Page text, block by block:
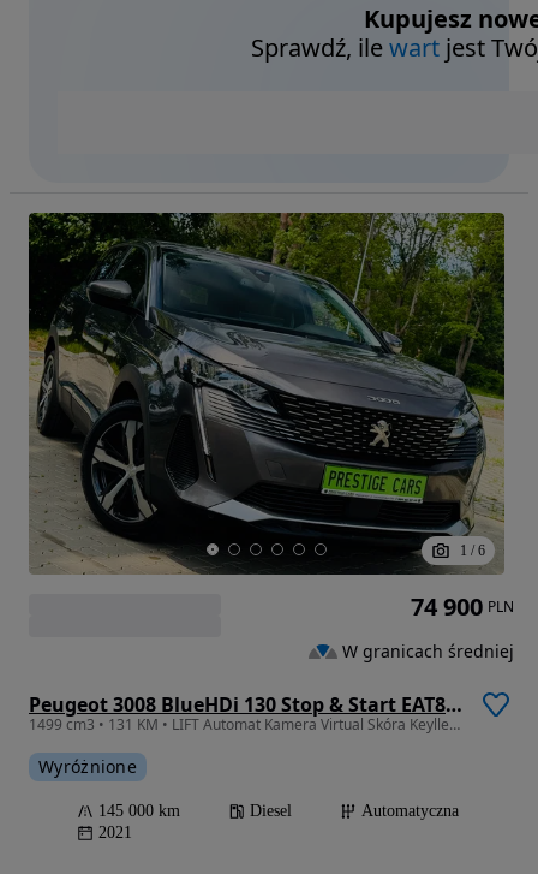
Kupujesz
Sprawdź, ilewart jest
1 / 6
Peugeot 3008 BlueHDi 130 Stop & Start EAT8 Allure
1499 cm3 • 131 KM • LIFT Automat Kamera Virtual Skóra Keylles A.Pasa Ambiente Chrom Radar
Wyróżnione
145 000 km Diesel
Automatyczna
2021
74 900 PLN
W granicach średniej